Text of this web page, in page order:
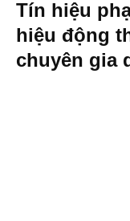
Tín hiệu
hiệu động
chuyên gia